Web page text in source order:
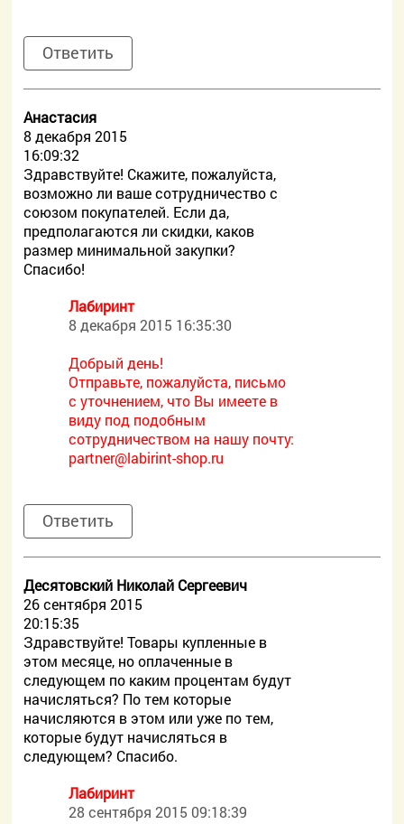
Ответить
Анастасия
8 декабря 2015
16:09:32
Здравствуйте! Скажите, пожалуйста,
возможно ли ваше сотрудничество с
союзом покупателей. Если да,
предполагаются ли скидки, каков
размер минимальной закупки?
Спасибо!
Лабиринт
8 декабря 2015 16:35:30
Добрый день!
Отправьте, пожалуйста, письмо
с уточнением, что Вы имеете в
виду под подобным
сотрудничеством на нашу почту:
partner@labirint-shop.ru
Ответить
Десятовский Николай Сергеевич
26 сентября 2015
20:15:35
Здравствуйте! Товары купленные в
этом месяце, но оплаченные в
следующем по каким процентам будут
начисляться? По тем которые
начисляются в этом или уже по тем,
которые будут начисляться в
следующем? Спасибо.
Лабиринт
28 сентября 2015 09:18:39